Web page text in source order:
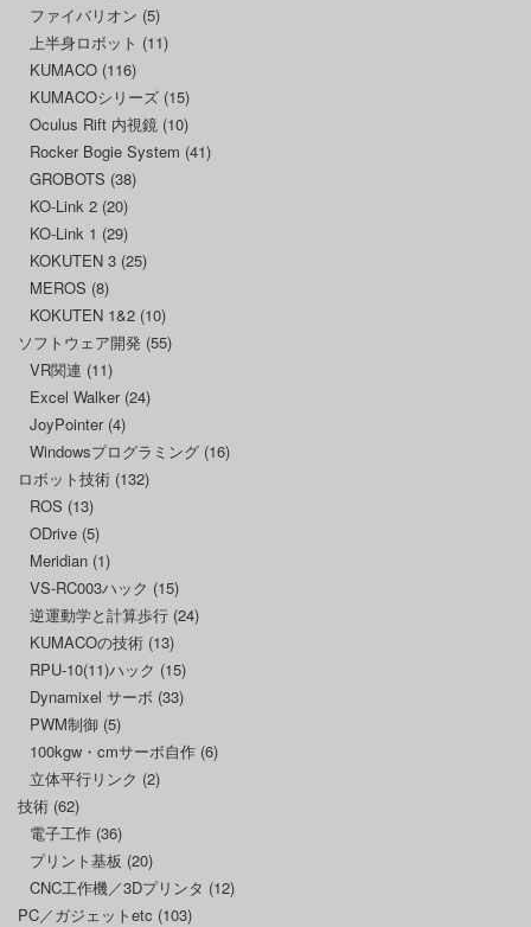
ファイバリオン (5)
上半身ロボット (11)
KUMACO (116)
KUMACOシリーズ (15)
Oculus Rift 内視鏡 (10)
Rocker Bogie System (41)
GROBOTS (38)
KO-Link 2 (20)
KO-Link 1 (29)
KOKUTEN 3 (25)
MEROS (8)
KOKUTEN 1&2 (10)
ソフトウェア開発 (55)
VR関連 (11)
Excel Walker(24)
JoyPointer(4)
Windowsプログラミング (16)
ロボット技術 (132)
ROS (13)
ODrive (5)
Meridian (1)
VS-RC003ハック (15)
逆運動学と計算歩行 (24)
KUMACOの技術 (13)
RPU-10(11)ハック (15)
Dynamixel サーボ (33)
PWM制御 (5)
100kgw・cmサーボ自作 (6)
立体平行リンク (2)
技術 (62)
電子工作 (36)
プリント基板 (20)
CNC工作機／3Dプリンタ (12)
PC／ガジェットetc (103)